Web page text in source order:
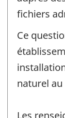
fichiers
Ce
naturel au
Les